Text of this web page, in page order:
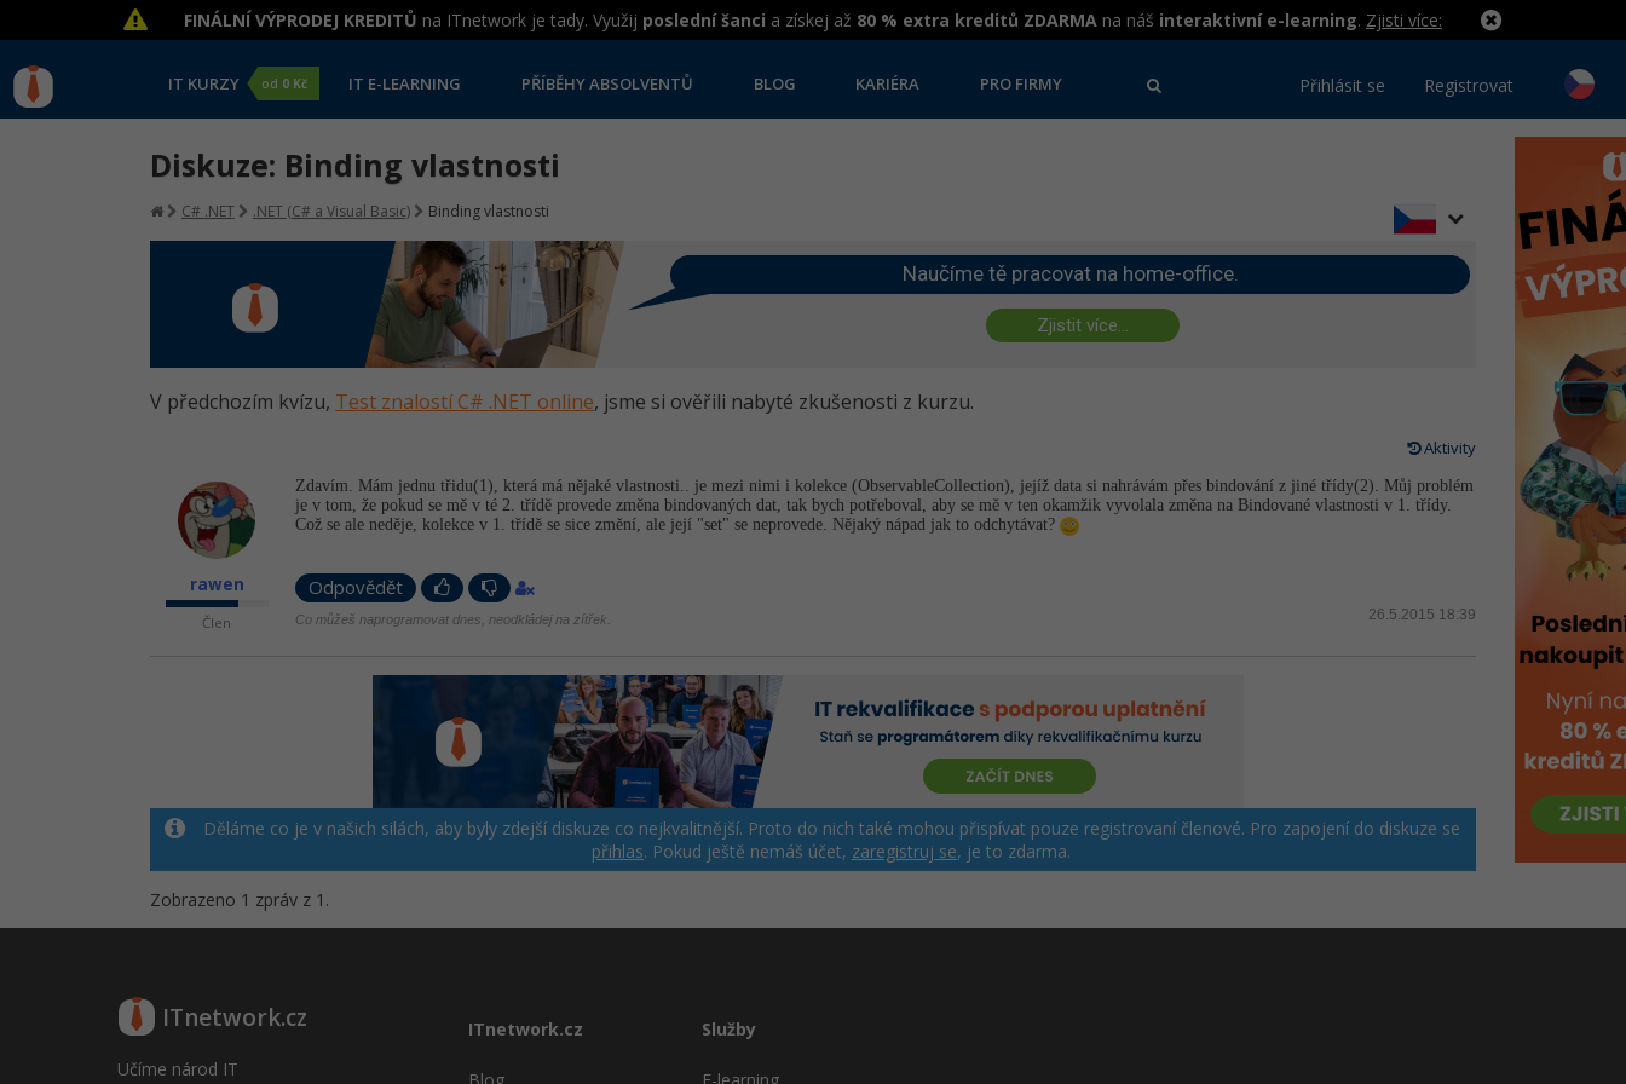
FINÁLNÍ VÝPRODEJ KREDITŮ na ITnetwork je tady. Využij poslední šanci a získej až 80 % extra kreditů ZDARMA na náš interaktivní e-learning. Zjisti více:
IT KURZY od 0 Kč IT E-LEARNING PŘÍBĚHY ABSOLVENTŮ BLOG KARIÉRA PRO FIRMY Přihlásit se Registrovat
Diskuze: Binding vlastnosti
C# .NET .NET (C# a Visual Basic) Binding vlastnosti
Naučíme tě pracovat na home-office.
Zjistit více...
V předchozím kvízu, Test znalostí C# .NET online, jsme si ověřili nabyté zkušenosti z kurzu.
Aktivity
rawen
Člen
Zdavím. Mám jednu třidu(1), která má nějaké vlastnosti.. je mezi nimi i kolekce (ObservableCo­llection), jejíž data si nahrávám přes bindování z jiné třídy(2). Můj problém
je v tom, že pokud se mě v té 2. třídě provede změna bindovaných dat, tak bych potřeboval, aby se mě v ten okamžik vyvolala změna na Bindované vlastnosti v 1. třídy.
Což se ale neděje, kolekce v 1. třídě se sice změní, ale její "set" se neprovede. Nějaký nápad jak to odchytávat?
Odpovědět
26.5.2015 18:39
Co můžeš naprogramovat dnes, neodkládej na zítřek.
Děláme co je v našich silách, aby byly zdejší diskuze co nejkvalitnější. Proto do nich také mohou přispívat pouze registrovaní členové. Pro zapojení do diskuze se
přihlas. Pokud ještě nemáš účet, zaregistruj se, je to zdarma.
Zobrazeno 1 zpráv z 1.
ITnetwork.cz
Učíme národ IT
ITnetwork.cz
Blog
Služby
E-learning